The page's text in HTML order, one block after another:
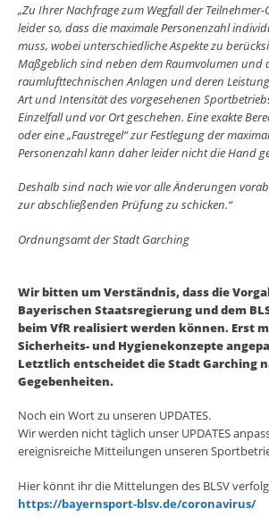
„Zu Ihrer Nachfrage zum Wegfall der Teilnehmer-
leider so, dass die maximale Personenzahl
muss, wobei unterschiedliche Aspekte zu
Maßgeblich sind neben dem Raumvolumen und
raumlufttechnischen Anlagen und deren
Art und Intensität des vorgesehenen
Einzelfall und vor Ort geschehen. Eine exakte
oder eine „Faustregel“ zur Festlegung der
Personenzahl kann daher leider nicht die Hand
Deshalb sind nach wie vor alle Änderungen
zur abschließenden Prüfung zu schicken.“
Ordnungsamt der Stadt Garching
Wir bitten um Verständnis, dass die
Bayerischen Staatsregierung und dem
beim VfR realisiert werden können. Erst
Sicherheits- und Hygienekonzepte
Letztlich entscheidet die Stadt Garching
Gegebenheiten.
Noch ein Wort zu unseren UPDATES.
Wir werden nicht täglich unser UPDATES
ereignisreiche Mitteilungen unseren
Hier könnt ihr die Mittelungen des BLSV
https://bayernsport-blsv.de/coronavirus/